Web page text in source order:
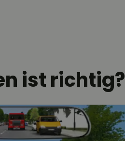
ist richtig?